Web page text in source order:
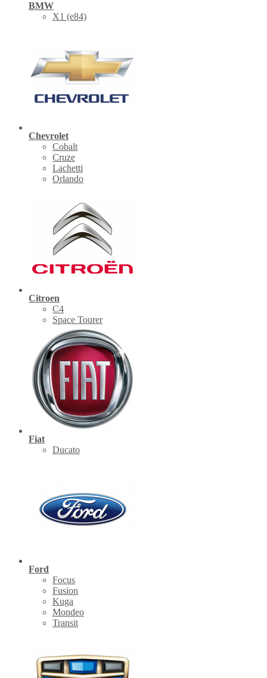
BMW
X1 (е84)
Chevrolet
Cobalt
Cruze
Lachetti
Orlando
Citroen
C4
Space Tourer
Fiat
Ducato
Ford
Focus
Fusion
Kuga
Mondeo
Transit